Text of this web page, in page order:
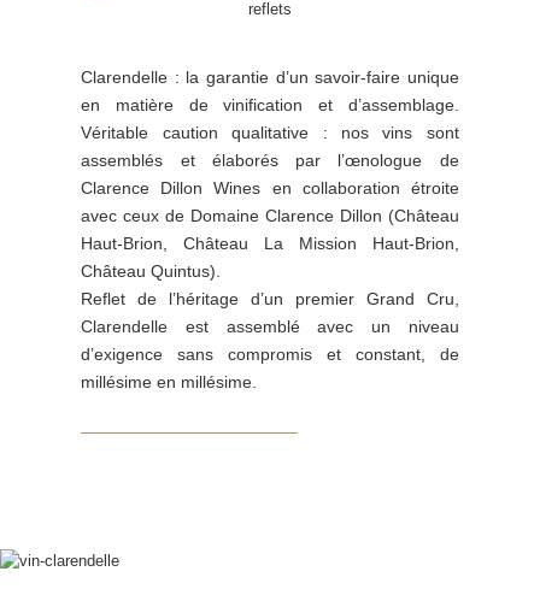
Clarendelle : la garantie d’un savoir-faire unique
en matière de vinification et d’assemblage.
Véritable caution qualitative : nos vins sont
assemblés et élaborés par l’œnologue de
Clarence Dillon Wines en collaboration étroite
avec ceux de Domaine Clarence Dillon (Château
Haut-Brion, Château La Mission Haut-Brion,
Château Quintus).
Reflet de l’héritage d’un premier Grand Cru,
Clarendelle est assemblé avec un niveau
d’exigence sans compromis et constant, de
millésime en millésime.